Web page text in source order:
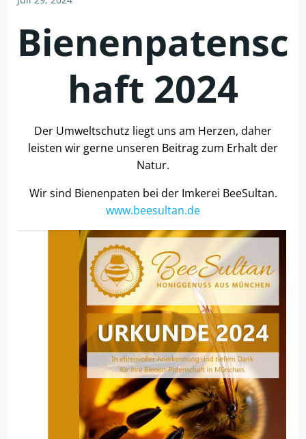
Bienenpatensc
haft 2024
Der Umweltschutz liegt uns am Herzen, daher
leisten wir gerne unseren Beitrag zum Erhalt der
Natur.
Wir sind Bienenpaten bei der Imkerei BeeSultan.
www.beesultan.de